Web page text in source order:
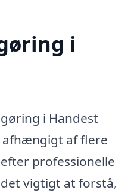
i
i Handest
af flere
professionelle
vigtigt at forstå,